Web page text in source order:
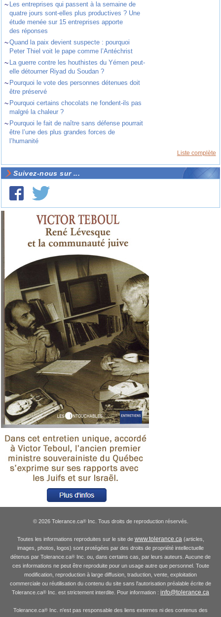
~ Les entreprises qui passent à la semaine de
quatre jours sont-elles plus productives ? Une
étude menée sur 15 entreprises apporte
des réponses
~Quand la paix devient suspecte : pourquoi
Peter Thiel voit le pape comme l’Antéchrist
~ La guerre contre les houthistes du Yémen peut-
elle détourner Riyad du Soudan ?
~ Pourquoi le vote des personnes détenues doit
être préservé
~ Pourquoi certains chocolats ne fondent-ils pas
malgré la chaleur ?
~ Pourquoi le fait de naître sans défense pourrait
être l’une des plus grandes forces de
l’humanité
Liste complète
Suivez-nous sur ...
© 2026 Tolerance.ca®Inc. Tous droits de reproduction réservés.
Toutes les informations reproduites sur le site de www.tolerance.ca(articles,
images, photos, logos) sont protégées par des droits de propriété intellectuelle
détenus par Tolerance.ca® Inc. ou, dans certains cas, par leurs auteurs. Aucune de
ces informations ne peut être reproduite pour un usage autre que personnel. Toute
modification, reproduction à large diffusion, traduction, vente, exploitation
commerciale ou réutilisation du contenu du site sans l'autorisation préalable écrite de
Tolerance.ca® Inc. est strictement interdite. Pour information : info@tolerance.ca
Tolerance.ca® Inc. n'est pas responsable des liens externes ni des contenus des